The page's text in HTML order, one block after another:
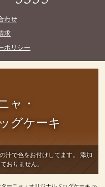
わせ
求
ポリシー
ャ・
グケーキ
汁で色をお付けしてます。
添加
おりません。